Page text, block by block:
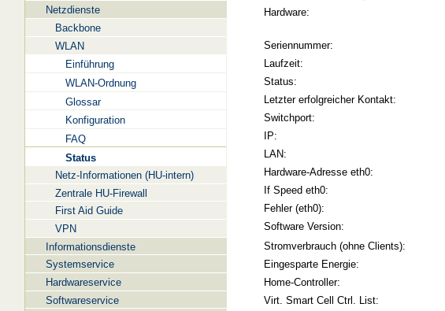
Netzdienste
Backbone
WLAN
Einführung
WLAN-Ordnung
Glossar
Konfiguration
FAQ
Status
Netz-Informationen (HU-intern)
Zentrale HU-Firewall
First Aid Guide
VPN
Informationsdienste
Systemservice
Hardwareservice
Softwareservice
und
Hardware:
Seriennummer:
Laufzeit:
Status:
Letzter erfolgreicher Kontakt:
Switchport:
IP:
LAN:
Hardware-Adresse eth0:
If Speed eth0:
Fehler (eth0):
Software Version:
Stromverbrauch (ohne Clients):
Eingesparte Energie:
Home-Controller:
Virt. Smart Cell Ctrl. List: